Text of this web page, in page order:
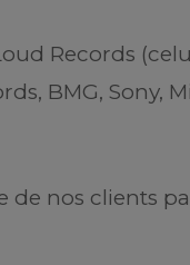
Records
BMG, Sony,
nos clients